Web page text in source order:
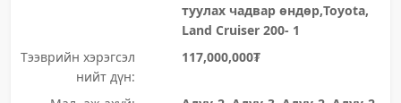
туулах чадвар өндөр,Toyota,
Land Cruiser 200- 1
Тээврийн хэрэгсэл
нийт дүн:
117,000,000₮